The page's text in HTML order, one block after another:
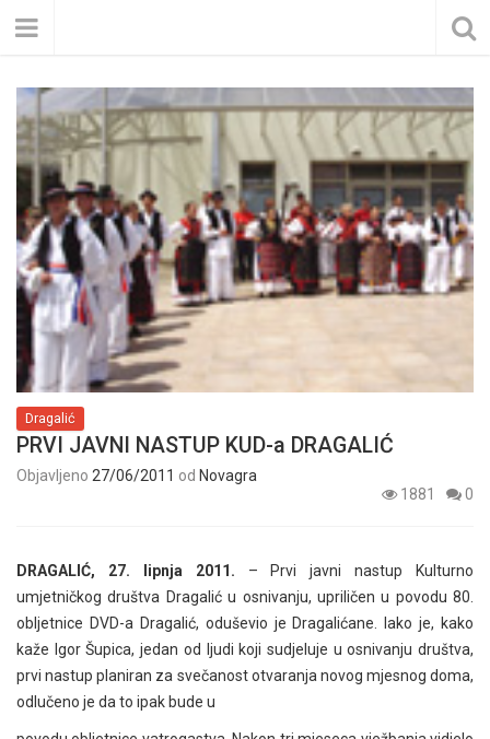
Dragalić
PRVI JAVNI NASTUP KUD-a DRAGALIĆ
Objavljeno 27/06/2011 od Novagra
1881
0
DRAGALIĆ, 27. lipnja 2011. – Prvi javni nastup Kulturno
umjetničkog društva Dragalić u osnivanju, upriličen u povodu 80.
obljetnice DVD-a Dragalić, oduševio je Dragalićane. Iako je, kako
kaže Igor Šupica, jedan od ljudi koji sudjeluje u osnivanju društva,
prvi nastup planiran za svečanost otvaranja novog mjesnog doma,
odlučeno je da to ipak bude u